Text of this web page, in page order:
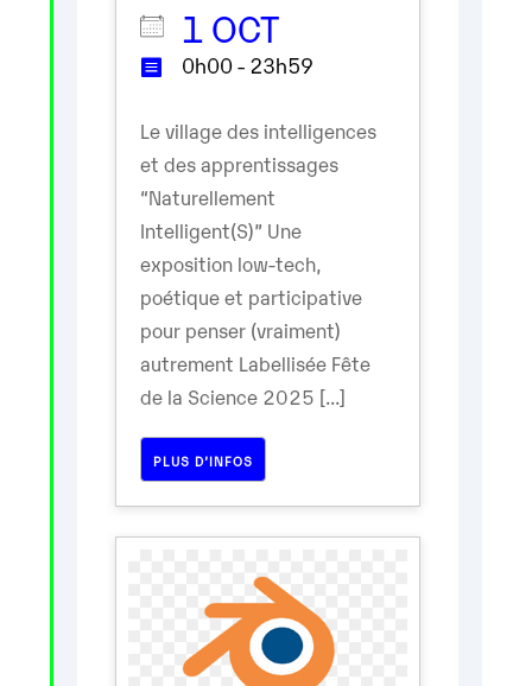
1 OCT
0h00 - 23h59
Le village des intelligences
et des apprentissages
“Naturellement
Intelligent(S)” Une
exposition low-tech,
poétique et participative
pour penser (vraiment)
autrement Labellisée Fête
de la Science 2025 [...]
PLUS D’INFOS